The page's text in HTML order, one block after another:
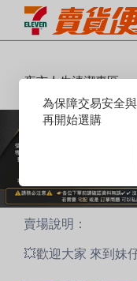
夜市人生清潔專區
賣場說明：
💥歡迎大家 來到妹
Reset
Focus
為保障交易安全
再開始選購
Focus